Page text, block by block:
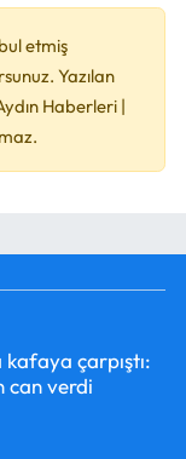
etmiş
Yazılan
Haberleri |
çarpıştı:
can verdi